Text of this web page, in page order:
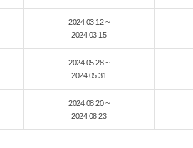
2024.03.12 ~
2024.03.15
2024.05.28 ~
2024.05.31
2024.08.20 ~
2024.08.23